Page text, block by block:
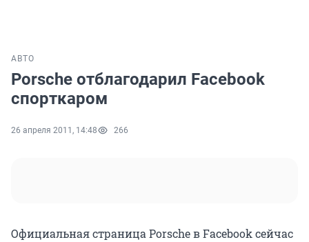
АВТО
Porsche отблагодарил Facebook
спорткаром
26 апреля 2011, 14:48 266
Официальная страница Porsche в Facebook сейчас